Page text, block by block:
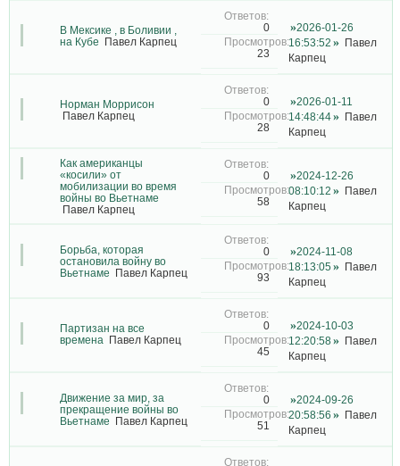
В Мексике , в Боливии ,
на Кубе
Павел Карпец
0
23
2026-01-26
16:53:52
Павел
Карпец
Норман Моррисон
Павел Карпец
0
28
2026-01-11
14:48:44
Павел
Карпец
Как американцы
«косили» от
мобилизации во время
войны во Вьетнаме
Павел Карпец
0
58
2024-12-26
08:10:12
Павел
Карпец
Борьба, которая
остановила войну во
Вьетнаме
Павел Карпец
0
93
2024-11-08
18:13:05
Павел
Карпец
Партизан на все
времена
Павел Карпец
0
45
2024-10-03
12:20:58
Павел
Карпец
Движение за мир, за
прекращение войны во
Вьетнаме
Павел Карпец
0
51
2024-09-26
20:58:56
Павел
Карпец